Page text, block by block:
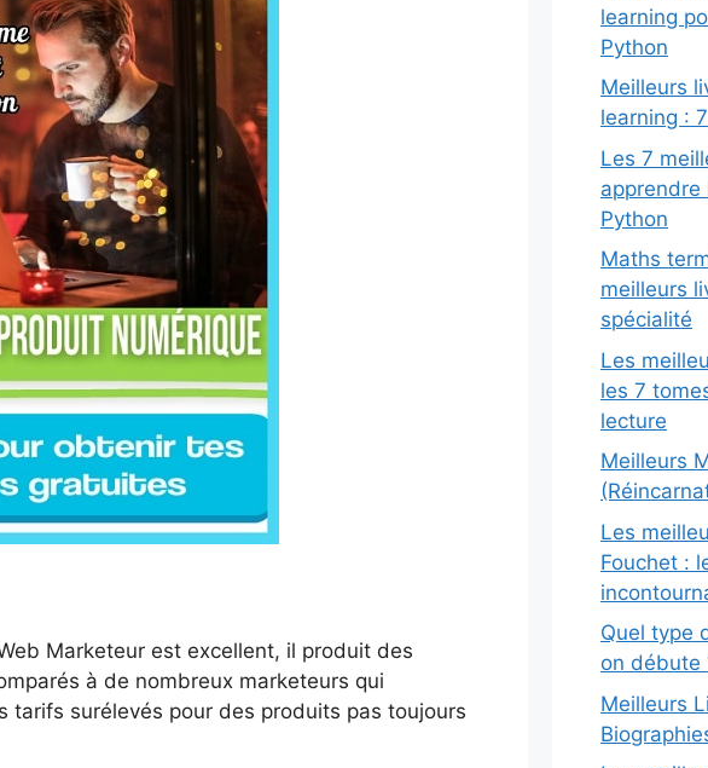
Marketeur est excellent, il produit des
à de nombreux marketeurs qui
surélevés pour des produits pas toujours
learning
Python
Meilleurs
learning :
Les 7
apprendre
Python
Maths
meilleurs
spécialité
Les
les 7
lecture
Meilleurs
Les
Fouchet :
Quel type
on débute
Meilleurs